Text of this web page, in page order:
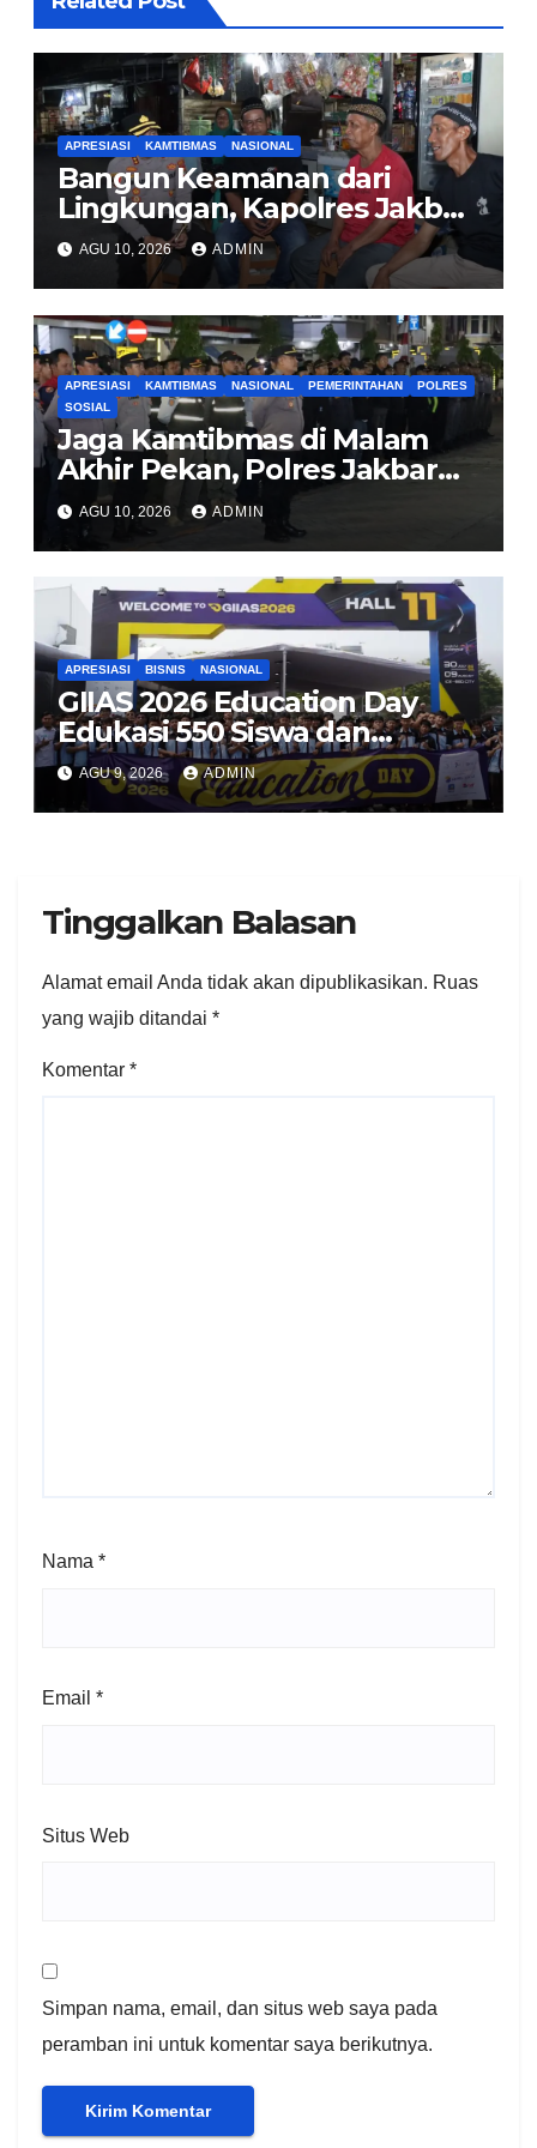
APRESIASI KAMTIBMAS NASIONAL
Bangun Keamanan dari
Lingkungan, Kapolres Jakbar
Ajak Warga Cengkareng
Aktifkan Siskamling
AGU 10, 2026 ADMIN
APRESIASI KAMTIBMAS NASIONAL PEMERINTAHAN
POLRES
SOSIAL
Jaga Kamtibmas di Malam
Akhir Pekan, Polres Jakbar
Gelar KRYD Bersama Tiga
Pilar
AGU 10, 2026 ADMIN
APRESIASI BISNIS NASIONAL
GIIAS 2026 Education Day
Edukasi 550 Siswa dan
Mahasiswa Soal Teknologi EV
dan Industri Otomotif
AGU 9, 2026 ADMIN
Tinggalkan Balasan
Alamat email Anda tidak akan dipublikasikan. Ruas
yang wajib ditandai *
Komentar *
Nama *
Email *
Situs Web
Simpan nama, email, dan situs web saya pada
peramban ini untuk komentar saya berikutnya.